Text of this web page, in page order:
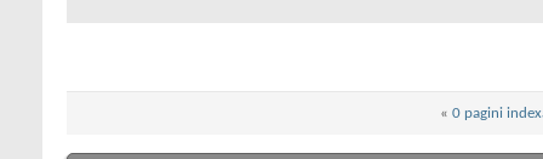
« 0 pagini